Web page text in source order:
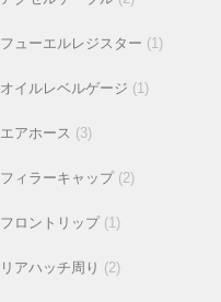
フューエルレジスター (1)
オイルレベルゲージ (1)
エアホース (3)
フィラーキャップ(2)
フロントリップ(1)
リアハッチ周り (2)